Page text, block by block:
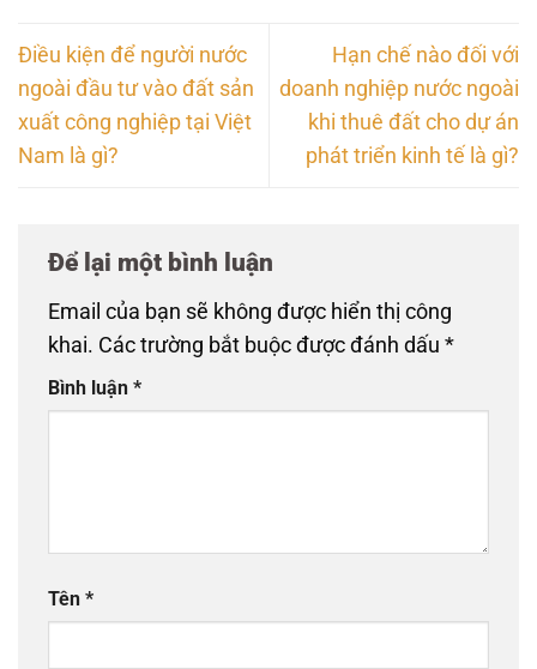
Điều kiện để người nước
ngoài đầu tư vào đất sản
xuất công nghiệp tại Việt
Nam là gì?
Hạn chế nào đối với
doanh nghiệp nước ngoài
khi thuê đất cho dự án
phát triển kinh tế là gì?
Để lại một bình luận
Email của bạn sẽ không được hiển thị công
khai. Các trường bắt buộc được đánh dấu *
Bình luận *
Tên *